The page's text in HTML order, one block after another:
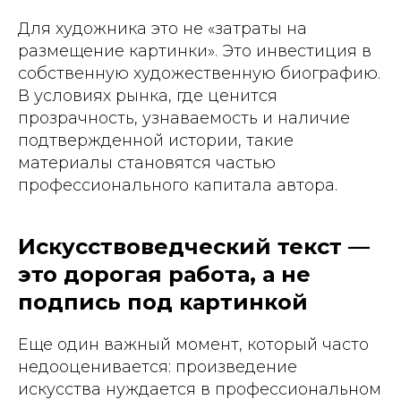
Для художника это не «затраты на
размещение картинки». Это инвестиция в
собственную художественную биографию.
В условиях рынка, где ценится
прозрачность, узнаваемость и наличие
подтвержденной истории, такие
материалы становятся частью
профессионального капитала автора.
Искусствоведческий текст —
это дорогая работа, а не
подпись под картинкой
Еще один важный момент, который часто
недооценивается: произведение
искусства нуждается в профессиональном